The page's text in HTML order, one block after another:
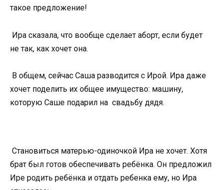
такое предложение!
Ира сказала, что вообще сделает аборт, если будет
не так, как хочет она.
В общем, сейчас Саша разводится с Ирой. Ира даже
хочет поделить их общее имущество: машину,
которую Саше подарил на свадьбу дядя.
Становиться матерью-одиночкой Ира не хочет. Хотя
брат был готов обеспечивать ребёнка. Он предложил
Ире родить ребёнка и отдать ребенка ему, но Ира